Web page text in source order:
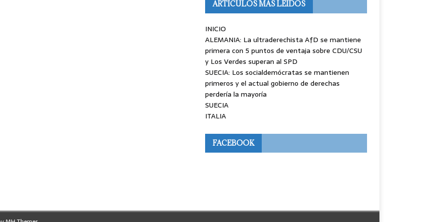
ARTÍCULOS MÁS LEÍDOS
INICIO
ALEMANIA: La ultraderechista AfD se mantiene
primera con 5 puntos de ventaja sobre CDU/CSU
y Los Verdes superan al SPD
SUECIA: Los socialdemócratas se mantienen
primeros y el actual gobierno de derechas
perdería la mayoría
SUECIA
ITALIA
FACEBOOK